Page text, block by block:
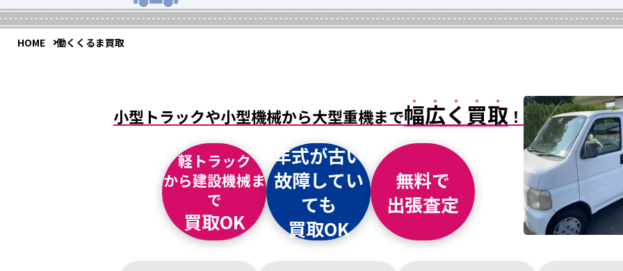
HOME 働くくるま買取
小型トラックや小型機械から大型重機まで幅広く買取 ！
軽トラック
から建設機械ま
で
買取OK
年式が古い
故障してい
ても
買取OK
無料で
出張査定